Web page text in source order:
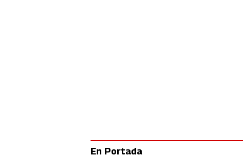
En Portada